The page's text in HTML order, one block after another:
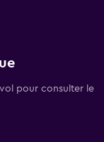
pour consulter le